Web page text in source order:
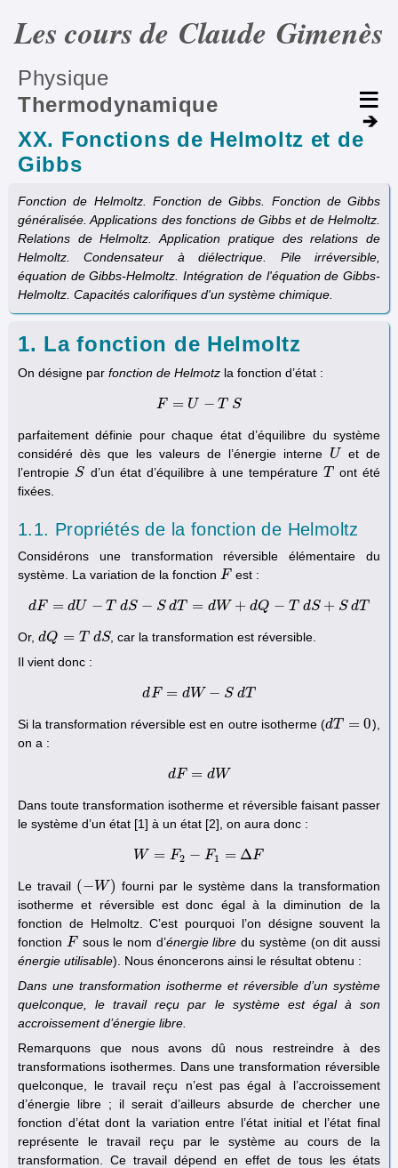
Les cours de Claude Gimenès
Physique
Thermodynamique
XX. Fonctions de Helmoltz et de
Gibbs
Fonction de Helmoltz. Fonction de Gibbs. Fonction de Gibbs
généralisée. Applications des fonctions de Gibbs et de Helmoltz.
Relations de Helmoltz. Application pratique des relations de
Helmoltz. Condensateur à diélectrique. Pile irréversible,
équation de Gibbs-Helmoltz. Intégration de l'équation de Gibbs-
Helmoltz. Capacités calorifiques d'un système chimique.
1. La fonction de Helmoltz
On désigne par fonction de Helmotz la fonction d’état :
F = U − T S
F=U −T S
parfaitement définie pour chaque état d’équilibre du système
considéré dès que les valeurs de l’énergie interne U
U
et de
l’entropie S
S d’un état d’équilibre à une température T
T ont été
fixées.
1.1. Propriétés de la fonction de Helmoltz
Considérons une transformation réversible élémentaire du
système. La variation de la fonction F
F est :
dF = dU − T dS − S dT = dW + dQ − T dS + S dT
dF =d U−T dS−S dT=d W+d Q−T dS+S d T
Or, dQ = T dS
dQ= T dS
, car la transformation est réversible.
Il vient donc :
dF = dW − S dT
dF=dW− S dT
Si la transformation réversible est en outre isotherme (dT = 0
dT= 0
),
on a :
dF = dW
dF=dW
Dans toute transformation isotherme et réversible faisant passer
le système d’un état [1] à un état [2], on aura donc :
W = F2 − F1 = ΔF
W=F 2− F1= ΔF
Le travail (−W)
( −W)
fourni par le système dans la transformation
isotherme et réversible est donc égal à la diminution de la
fonction de Helmoltz. C’est pourquoi l’on désigne souvent la
fonction F
F sous le nom d’énergie libre du système (on dit aussi
énergie utilisable). Nous énoncerons ainsi le résultat obtenu :
Dans une transformation isotherme et réversible d’un système
quelconque, le travail reçu par le système est égal à son
accroissement d’énergie libre.
Remarquons que nous avons dû nous restreindre à des
transformations isothermes. Dans une transformation réversible
quelconque, le travail reçu n’est pas égal à l’accroissement
d’énergie libre ; il serait d’ailleurs absurde de chercher une
fonction d’état dont la variation entre l’état initial et l’état final
représente le travail reçu par le système au cours de la
transformation. Ce travail dépend en effet de tous les états